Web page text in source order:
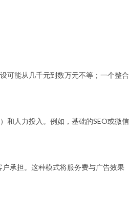
可能从几千元到数万元不等；一个整
和人力投入。例如，基础的SEO或微
承担。这种模式将服务费与广告效果